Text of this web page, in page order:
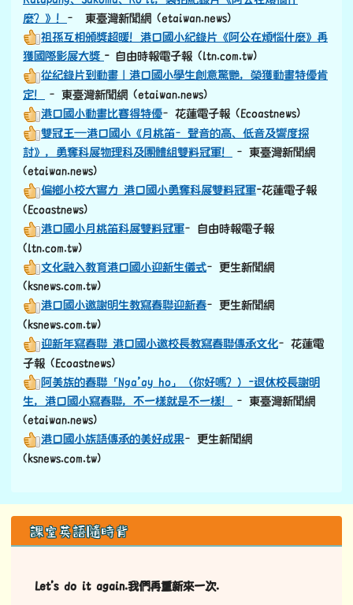
麼？》！ – 東臺灣新聞網 (etaiwan.news)
祖孫互相頒獎超暖！港口國小紀錄片《阿公在煩惱什麼》再
獲國際影展大獎 - 自由時報電子報 (ltn.com.tw)
從紀錄片到動畫｜港口國小學生創意驚艷，榮獲動畫特優肯
定！
–東臺灣新聞網 (etaiwan.news)
港口國小動畫比賽得特優–花蓮電子報 (Ecoastnews)
雙冠王—港口國小《月桃笛–聲音的高、低音及響度探
討》，勇奪科展物理科及團體組雙料冠軍！
–東臺灣新聞網
(etaiwan.news)
偏鄉小校大實力 港口國小勇奪科展雙料冠軍-花蓮電子報
(Ecoastnews)
港口國小月桃笛科展雙料冠軍–自由時報電子報
(ltn.com.tw)
文化融入教育港口國小迎新生儀式–更生新聞網
(ksnews.com.tw)
港口國小邀謝明生教寫春聯迎新春–更生新聞網
(ksnews.com.tw)
迎新年寫春聯 港口國小邀校長教寫春聯傳承文化–花蓮電
子報 (Ecoastnews)
阿美族的春聯「Nga’ay ho」（你好嗎？）-退休校長謝明
生，港口國小寫春聯，不一樣就是不一樣！
–東臺灣新聞網
(etaiwan.news)
港口國小族語傳承的美好成果–更生新聞網
(ksnews.com.tw)
左邊區域內容
課室英語隨時背
Let's do it again.我們再重新來一次.